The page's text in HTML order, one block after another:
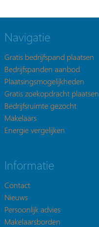
Navigatie
Gratis bedrijfspand plaatsen
Bedrijfspanden aanbod
Plaatsingsmogelijkheden
Gratis zoekopdracht plaatsen
Bedrijfsruimte gezocht
Makelaars
Energie vergelijken
Informatie
Contact
Nieuws
Persoonlijk advies
Makelaarsborden